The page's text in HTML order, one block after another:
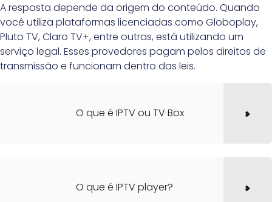
A resposta depende da origem do conteúdo. Quando
você utiliza plataformas licenciadas como Globoplay,
Pluto TV, Claro TV+, entre outras, está utilizando um
serviço legal. Esses provedores pagam pelos direitos de
transmissão e funcionam dentro das leis.
O que é IPTV ou TV Box
O que é IPTV player?